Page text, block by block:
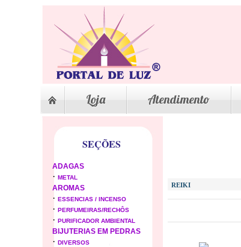
Loja Atendimento
SEÇÕES
ADAGAS
· METAL
AROMAS
· ESSENCIAS / INCENSO
· PERFUMEIRAS/RECHÔS
· PURIFICADOR AMBIENTAL
BIJUTERIAS EM PEDRAS
· DIVERSOS
REIKI